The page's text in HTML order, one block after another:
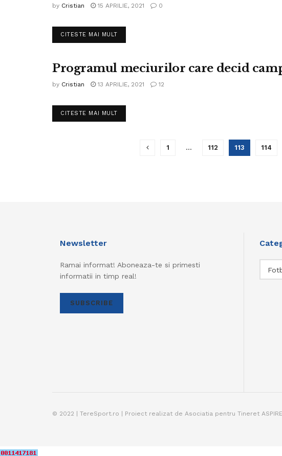
by Cristian 15 APRILIE, 2021 0
CITESTE MAI MULTDETAILS
FOTBAL LIGA IV
Programul meciurilor care decid
by Cristian 13 APRILIE, 2021 12
CITESTE MAI MULTDETAILS
1 … 112 113 114
Newsletter
Ramai informat! Aboneaza-te si primesti
informatii in timp real!
SUBSCRIBE
© 2022 | TereSport.ro | Proiect realizat de Asociatia pentru Tineret ASPIRE